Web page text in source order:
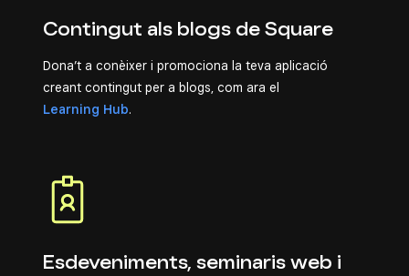
Contingut als blogs de Square
Dona’t a conèixer i promociona la teva aplicació
creant contingut per a blogs, com ara el
Learning Hub.
Esdeveniments, seminaris web i